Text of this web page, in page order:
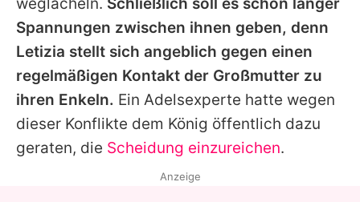
weglächeln. Schließlich soll es schon länger
Spannungen zwischen ihnen geben, denn
Letizia stellt sich angeblich gegen einen
regelmäßigen Kontakt der Großmutter zu
ihren Enkeln. Ein Adelsexperte hatte wegen
dieser Konflikte dem König öffentlich dazu
geraten, die Scheidung einzureichen.
Anzeige